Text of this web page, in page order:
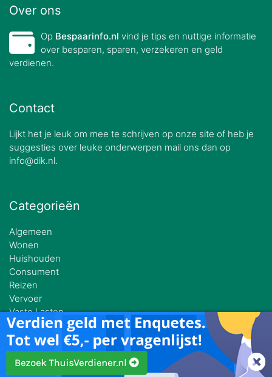
Over ons
Op Bespaarinfo.nl vind je tips en nuttige informatie
over besparen, sparen, verzekeren en geld
verdienen.
Contact
Lijkt het je leuk om mee te schrijven op onze site of heb je
suggesties over leuke onderwerpen mail ons dan op
info@dik.nl.
Categorieën
Algemeen
Wonen
Huishouden
Consument
Reizen
Vervoer
Vaste Lasten
Werk
Reizen